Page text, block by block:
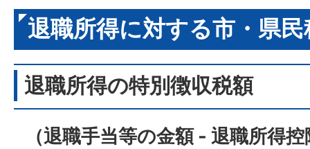
退職所得に対する市・県
退職所得の特別徴収税額
（退職手当等の金額 - 退職所得